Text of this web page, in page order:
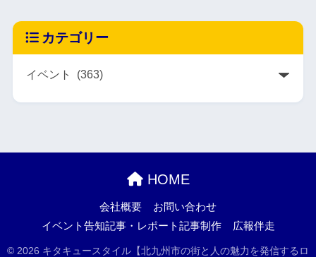
カテゴリー
HOME
会社概要
お問い合わせ
イベント告知記事・レポート記事制作
広報伴走
© 2026 キタキュースタイル【北九州市の街と人の魅力を発信するロ